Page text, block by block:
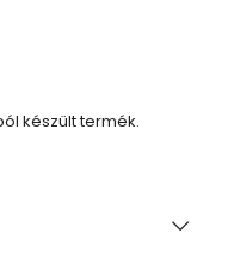
készült termék.